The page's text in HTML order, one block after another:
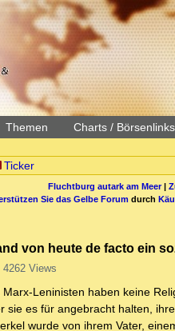
Themen Charts / Börsenlinks
Ticker
Fluchtburg autark am Meer|
Sie das Gelbe Forum durch
von heute de facto ein
4262 Views
Leninisten haben keine
es für angebracht halten,
wurde von ihrem Vater,